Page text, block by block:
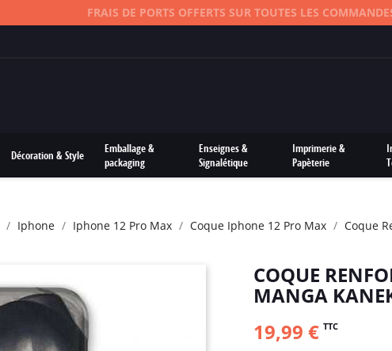
FRAIS DE PORTS OFFERTS SUR TOUTES LES
Décoration & Style
Emballage &
packaging
Enseignes &
Signalétique
Imprimerie &
Papèterie
Iphone Iphone 12 Pro Max Coque Iphone 12 Pro Max Coque
COQUE
MANGA
19,99 € TTC